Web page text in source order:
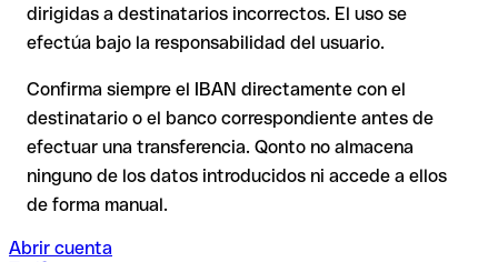
Recomendación: Verifica cada IBAN antes de una
transferencia con nuestro IBAN Checker gratuito y, en caso
de duda, confírmalo directamente con el destinatario. Esta
precaución es especialmente importante con importes
elevados o nuevas relaciones comerciales.
dirigidas a destinatarios incorrectos. El uso se
efectúa bajo la responsabilidad del usuario.
Confirma siempre el IBAN directamente con el
destinatario o el banco correspondiente antes de
efectuar una transferencia. Qonto no almacena
ninguno de los datos introducidos ni accede a ellos
de forma manual.
Abrir cuenta